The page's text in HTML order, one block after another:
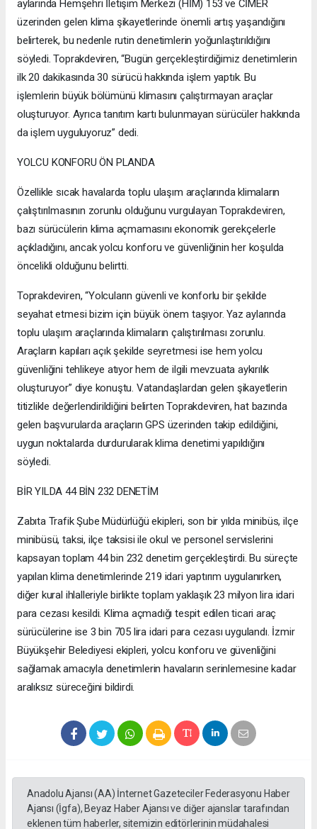
aylarında Hemşehri İletişim Merkezi (HİM) 153 ve CİMER
üzerinden gelen klima şikayetlerinde önemli artış yaşandığını
belirterek, bu nedenle rutin denetimlerin yoğunlaştırıldığını
söyledi. Toprakdeviren, “Bugün gerçekleştirdiğimiz denetimlerin
ilk 20 dakikasında 30 sürücü hakkında işlem yaptık. Bu
işlemlerin büyük bölümünü klimasını çalıştırmayan araçlar
oluşturuyor. Ayrıca tanıtım kartı bulunmayan sürücüler hakkında
da işlem uyguluyoruz” dedi.
YOLCU KONFORU ÖN PLANDA
Özellikle sıcak havalarda toplu ulaşım araçlarında klimaların
çalıştırılmasının zorunlu olduğunu vurgulayan Toprakdeviren,
bazı sürücülerin klima açmamasını ekonomik gerekçelerle
açıkladığını, ancak yolcu konforu ve güvenliğinin her koşulda
öncelikli olduğunu belirtti.
Toprakdeviren, “Yolcuların güvenli ve konforlu bir şekilde
seyahat etmesi bizim için büyük önem taşıyor. Yaz aylarında
toplu ulaşım araçlarında klimaların çalıştırılması zorunlu.
Araçların kapıları açık şekilde seyretmesi ise hem yolcu
güvenliğini tehlikeye atıyor hem de ilgili mevzuata aykırılık
oluşturuyor” diye konuştu. Vatandaşlardan gelen şikayetlerin
titizlikle değerlendirildiğini belirten Toprakdeviren, hat bazında
gelen başvurularda araçların GPS üzerinden takip edildiğini,
uygun noktalarda durdurularak klima denetimi yapıldığını
söyledi.
BİR YILDA 44 BİN 232 DENETİM
Zabıta Trafik Şube Müdürlüğü ekipleri, son bir yılda minibüs, ilçe
minibüsü, taksi, ilçe taksisi ile okul ve personel servislerini
kapsayan toplam 44 bin 232 denetim gerçekleştirdi. Bu süreçte
yapılan klima denetimlerinde 219 idari yaptırım uygulanırken,
diğer kural ihlalleriyle birlikte toplam yaklaşık 23 milyon lira idari
para cezası kesildi. Klima açmadığı tespit edilen ticari araç
sürücülerine ise 3 bin 705 lira idari para cezası uygulandı. İzmir
Büyükşehir Belediyesi ekipleri, yolcu konforu ve güvenliğini
sağlamak amacıyla denetimlerin havaların serinlemesine kadar
aralıksız süreceğini bildirdi.
Anadolu Ajansı (AA) İnternet Gazeteciler Federasyonu Haber
Ajansı (İgfa), Beyaz Haber Ajansı ve diğer ajanslar tarafından
eklenen tüm haberler, sitemizin editörlerinin müdahalesi